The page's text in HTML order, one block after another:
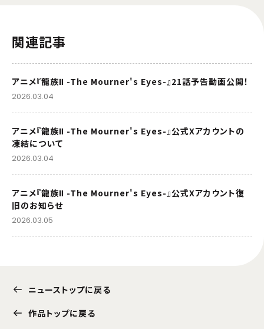
関連記事
アニメ『龍族Ⅱ -The Mourner's Eyes-』21話予告動画公開！
2026.03.04
アニメ『龍族Ⅱ -The Mourner's Eyes-』公式Xアカウントの
凍結について
2026.03.04
アニメ『龍族Ⅱ -The Mourner's Eyes-』公式Xアカウント復
旧のお知らせ
2026.03.05
ニューストップに戻る
作品トップに戻る